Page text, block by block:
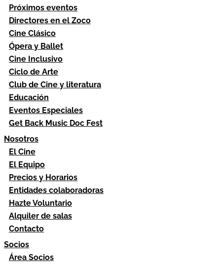
Próximos eventos
Directores en el Zoco
Cine Clásico
Ópera y Ballet
Cine Inclusivo
Ciclo de Arte
Club de Cine y literatura
Educación
Eventos Especiales
Get Back Music Doc Fest
Nosotros
El Cine
El Equipo
Precios y Horarios
Entidades colaboradoras
Hazte Voluntario
Alquiler de salas
Contacto
Socios
Área Socios